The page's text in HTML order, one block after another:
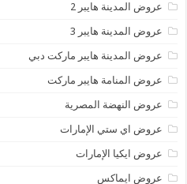
عروض المدينة هايبر 2
عروض المدينة هايبر 3
عروض المدينة هايبر ماركت دبي
عروض المنامة هايبر ماركت
عروض النهضة المصرية
عروض اي ستي الإمارات
عروض ايكيا الإمارات
عروض ايماكس